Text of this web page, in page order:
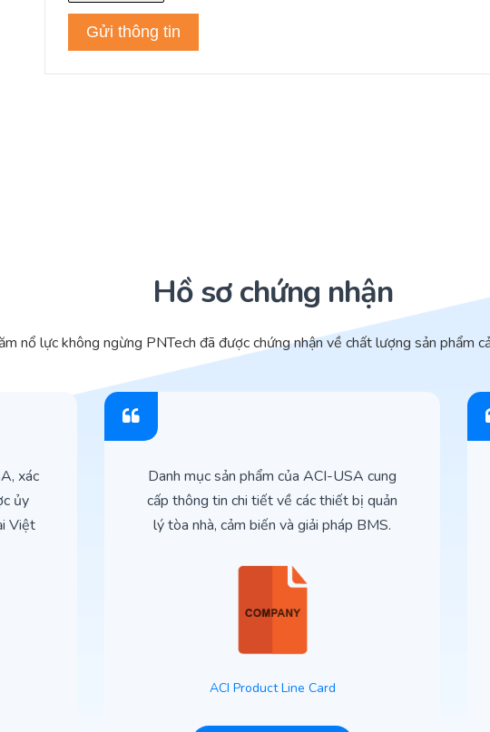
Hồ sơ chứng nhận
nổ lực không ngừng PNTech đã được chứng nhận về chất lượng sản phẩm
xác
ủy
Việt
Danh mục sản phẩm của ACI-USA cung
cấp thông tin chi tiết về các thiết bị quản
lý tòa nhà, cảm biến và giải pháp BMS.
ACI Product Line Card